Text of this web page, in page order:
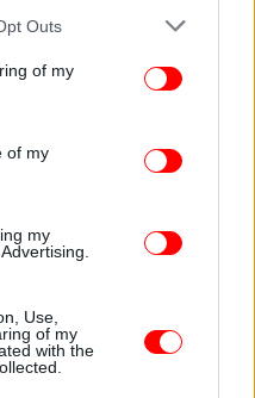
uses one or more Google
You may click to
its third-party tags to
purposes in below Google
Outs
of my
of my
my
Use,
of my
with the